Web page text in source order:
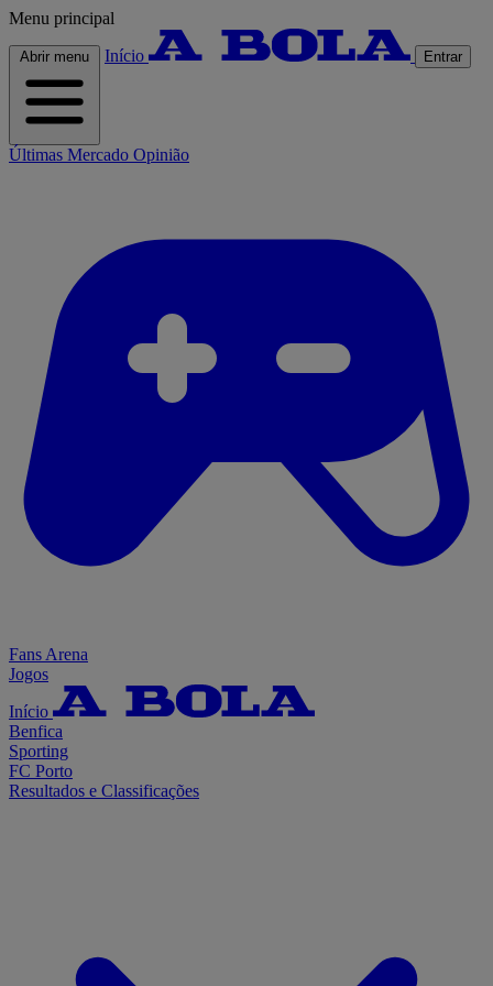
Menu principal
Abrir menu Início Entrar
Últimas Mercado Opinião
Fans Arena
Jogos
Início
Benfica
Sporting
FC Porto
Resultados e Classificações